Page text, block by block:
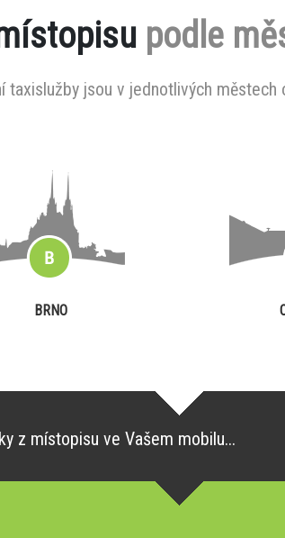
podle
taxislužby jsou v jednotlivých městech
BRNO
z místopisu ve Vašem mobilu...